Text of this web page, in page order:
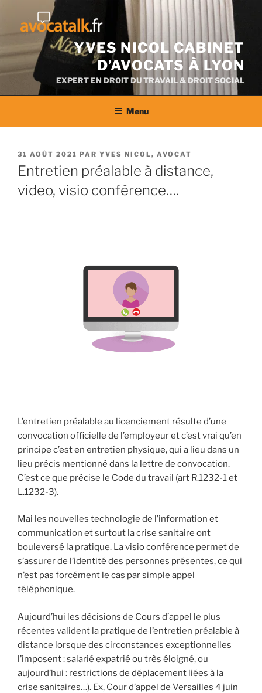
contenu
YVES NICOL CABINET
D’AVOCATS À LYON
EXPERT EN DROIT DU TRAVAIL & DROIT SOCIAL
Menu
PUBLIÉ
LE
31 AOÛT 2021 PAR YVES NICOL, AVOCAT
Entretien préalable à distance,
video, visio conférence….
L’entretien préalable au licenciement résulte d’une
convocation officielle de l’employeur et c’est vrai qu’en
principe c’est en entretien physique, qui a lieu dans un
lieu précis mentionné dans la lettre de convocation.
C’est ce que précise le Code du travail (art R.1232-1 et
L.1232-3).
Mai les nouvelles technologie de l’information et
communication et surtout la crise sanitaire ont
bouleversé la pratique. La visio conférence permet de
s’assurer de l’identité des personnes présentes, ce qui
n’est pas forcément le cas par simple appel
téléphonique.
Aujourd’hui les décisions de Cours d’appel le plus
récentes valident la pratique de l’entretien préalable à
distance lorsque des circonstances exceptionnelles
l’imposent : salarié expatrié ou très éloigné, ou
aujourd’hui : restrictions de déplacement liées à la
crise sanitaires…). Ex, Cour d’appel de Versailles 4 juin